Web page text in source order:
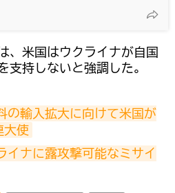
、米国はウクライナが自国
支持しないと強調した。
の輸入拡大に向けて米国が
大使
イナに露攻撃可能なミサイ